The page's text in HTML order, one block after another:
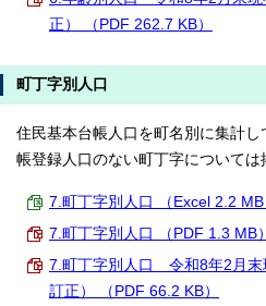
正） （PDF 262.7 KB）
町丁字別人口
住民基本台帳人口を町名別に集計
帳登録人口のない町丁字については
7.町丁字別人口 （Excel 2.2 MB
7.町丁字別人口 （PDF 1.3 MB）
7.町丁字別人口 令和8年2月
訂正） （PDF 66.2 KB）